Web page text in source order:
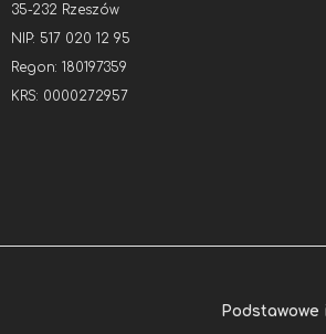
35-232 Rzeszów
NIP: 517 020 12 95
Regon: 180197359
KRS: 0000272957